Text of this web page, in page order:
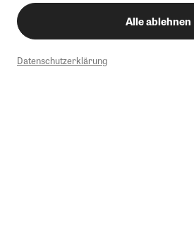
Alle ablehnen
Datenschutzerklärung